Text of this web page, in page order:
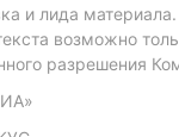
и лида
возможно
разрешения